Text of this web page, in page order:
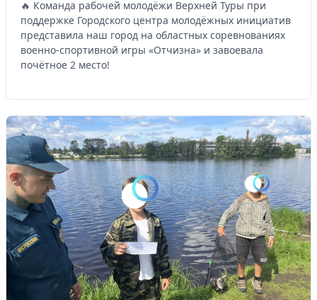
🔥 Команда рабочей молодёжи Верхней Туры при
поддержке Городского центра молодёжных инициатив
представила наш город на областных соревнованиях
военно-спортивной игры «Отчизна» и завоевала
почётное 2 место!